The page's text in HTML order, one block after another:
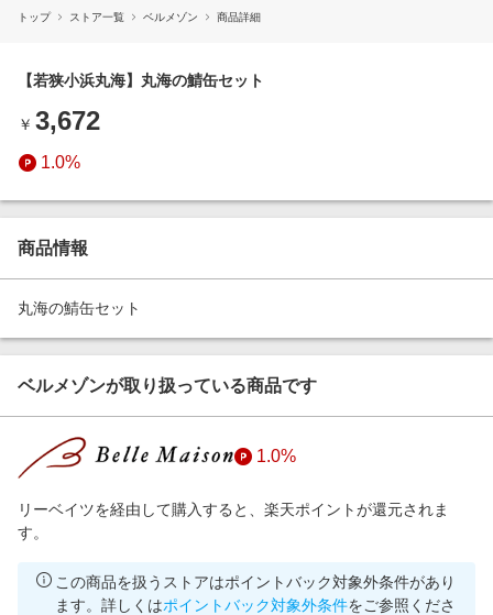
ファッション・インナー・小物
日用品・キッチン用品
コスメ・健康・医薬品
キッズ・ベビー用品
インテリア・寝具
ペット・花・DIY・車
旅行・レジャー・ホテル予約
金融・マネー・保険
デジタルコンテンツ
ビジネス・その他サービス
リーベイツ注目ストア
新着ストアのご紹介
電子書籍特集
楽天ペイ導入ストア
楽天サービス特集
旅行特集
わくわく夏特集
Apple公式サイト×楽天カード分割払い
Qoo10メガポ
Samsung ボーナスキャンペーン
友達紹介
楽天IDでログイン/会員登録
トップ ストア一覧 ベルメゾン 商品詳細
【若狭小浜丸海】丸海の鯖缶セット
￥ 3,672
1.0%
商品情報
丸海の鯖缶セット
ベルメゾンが取り扱っている商品です
1.0%
リーベイツを経由して購入すると、楽天ポイントが還元されま
す。
この商品を扱うストアはポイントバック対象外条件があり
ます。詳しくはポイントバック対象外条件をご参照くださ